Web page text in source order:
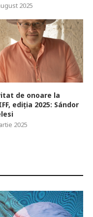
2025
de onoare la
ediția 2025: Sándor
2025